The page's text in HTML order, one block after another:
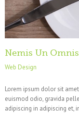
Nemis Un Omnis
Web Design
Lorem ipsum dolor sit
euismod odio, gravida
adipiscing in adipiscing et,